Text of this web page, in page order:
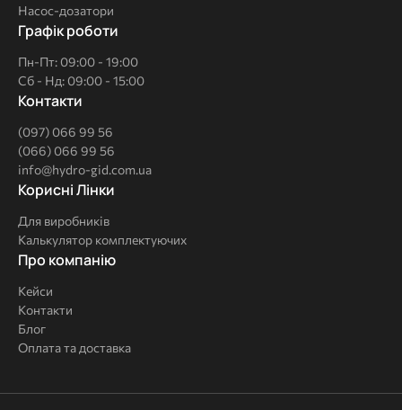
Насос-дозатори
Графік роботи
Пн-Пт: 09:00 - 19:00
Сб - Нд: 09:00 - 15:00
Контакти
(097) 066 99 56
(066) 066 99 56
info@hydro-gid.com.ua
Корисні
Корисні Лінки
Для виробників
Калькулятор комплектуючих
Про
компанію
Про компанію
Кейси
Контакти
Блог
Оплата та доставка